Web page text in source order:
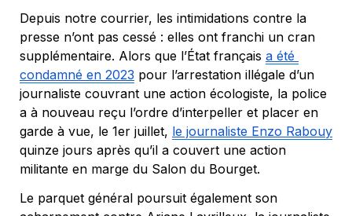
Depuis notre courrier, les intimidations contre la
presse n’ont pas cessé : elles ont franchi un cran
supplémentaire. Alors que l’État français a été
condamné en 2023 pour l’arrestation illégale d’un
journaliste couvrant une action écologiste, la police
a à nouveau reçu l’ordre d’interpeller et placer en
garde à vue, le 1er juillet, le journaliste Enzo Rabouy
quinze jours après qu’il a couvert une action
militante en marge du Salon du Bourget.
Le parquet général poursuit également son